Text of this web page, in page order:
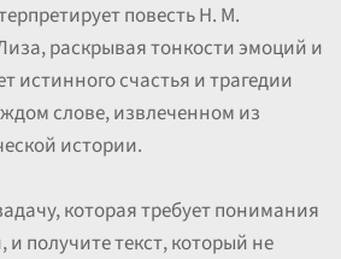
повесть Н. М.
раскрывая тонкости эмоций и
истинного счастья и трагедии
слове, извлеченном из
истории.
которая требует понимания
и получите текст, который не